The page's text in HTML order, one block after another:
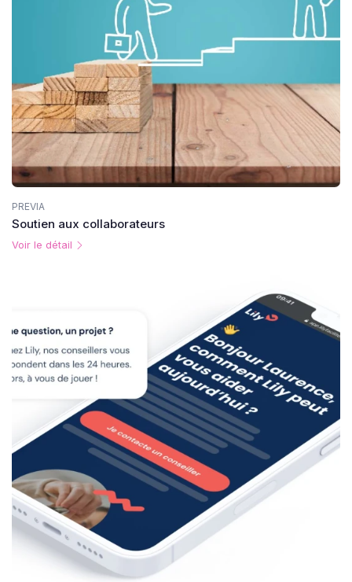
PREVIA
Soutien aux collaborateurs
Voir le détail